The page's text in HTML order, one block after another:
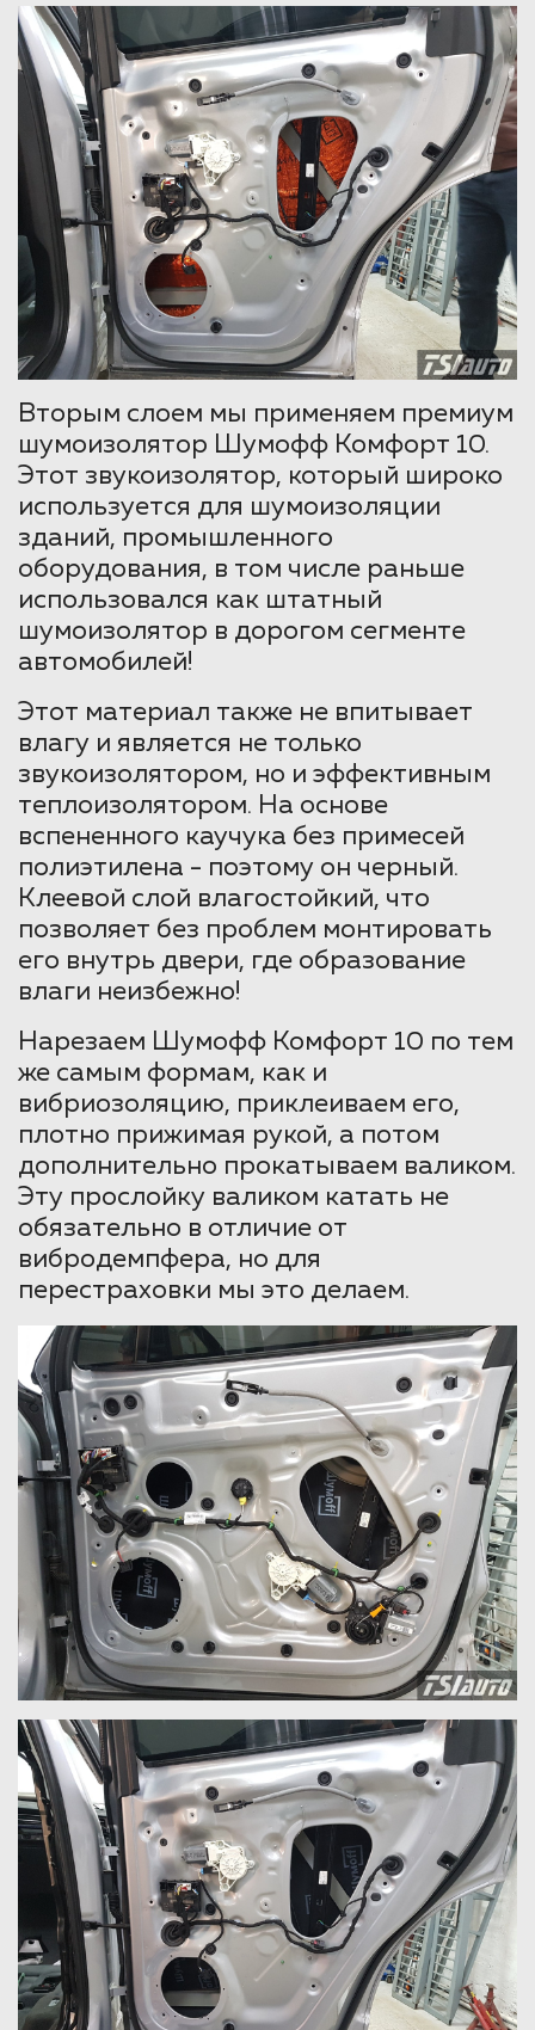
Вторым слоем мы применяем премиум
шумоизолятор Шумофф Комфорт 10.
Этот звукоизолятор, который широко
используется для шумоизоляции
зданий, промышленного
оборудования, в том числе раньше
использовался как штатный
шумоизолятор в дорогом сегменте
автомобилей!
Этот материал также не впитывает
влагу и является не только
звукоизолятором, но и эффективным
теплоизолятором. На основе
вспененного каучука без примесей
полиэтилена - поэтому он черный.
Клеевой слой влагостойкий, что
позволяет без проблем монтировать
его внутрь двери, где образование
влаги неизбежно!
Нарезаем Шумофф Комфорт 10 по тем
же самым формам, как и
вибриозоляцию, приклеиваем его,
плотно прижимая рукой, а потом
дополнительно прокатываем валиком.
Эту прослойку валиком катать не
обязательно в отличие от
вибродемпфера, но для
перестраховки мы это делаем.